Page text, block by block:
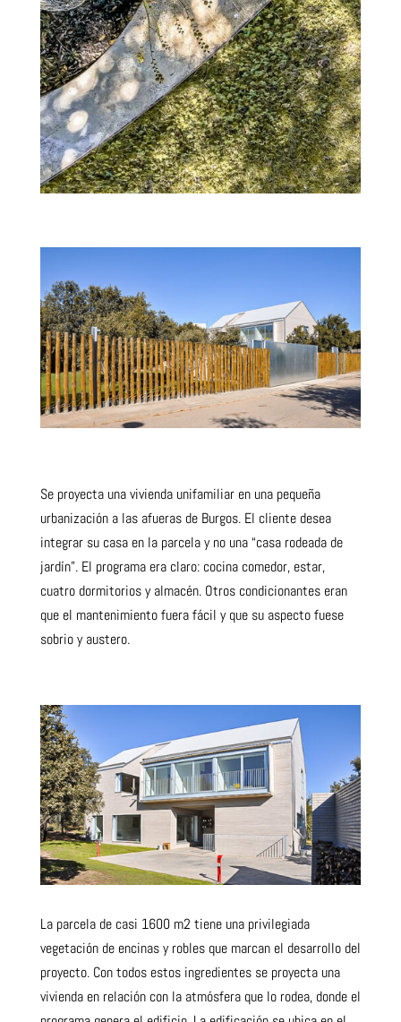
Se proyecta una vivienda unifamiliar en una pequeña
urbanización a las afueras de Burgos. El cliente desea
integrar su casa en la parcela y no una “casa rodeada de
jardín”. El programa era claro: cocina comedor, estar,
cuatro dormitorios y almacén. Otros condicionantes eran
que el mantenimiento fuera fácil y que su aspecto fuese
sobrio y austero.
La parcela de casi 1600 m2 tiene una privilegiada
vegetación de encinas y robles que marcan el desarrollo del
proyecto. Con todos estos ingredientes se proyecta una
vivienda en relación con la atmósfera que lo rodea, donde el